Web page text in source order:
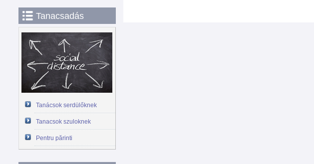
Tanacsadás
Tanácsok serdülőknek
Tanacsok szuloknek
Pentru părinti